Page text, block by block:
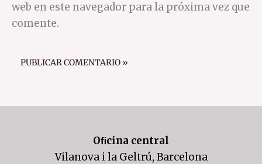
web en este navegador para la próxima vez que
comente.
Oﬁcina central
Vilanova i la Geltrú, Barcelona